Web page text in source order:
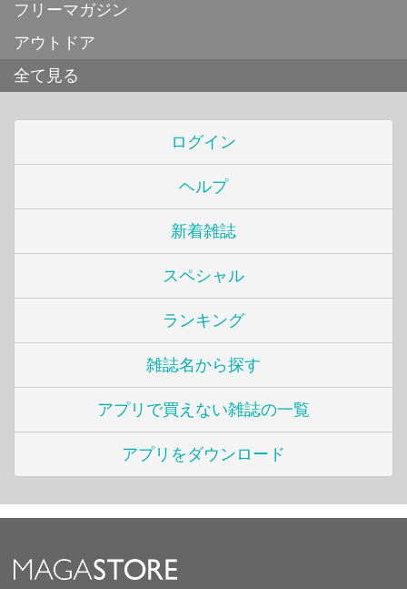
フリーマガジン
アウトドア
全て見る
ログイン
ヘルプ
新着雑誌
スペシャル
ランキング
雑誌名から探す
アプリで買えない雑誌の一覧
アプリをダウンロード